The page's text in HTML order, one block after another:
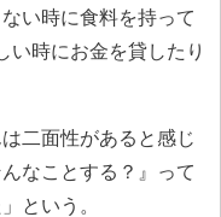
い時に食料を持って
い時にお金を貸したり
二面性があると感じ
なことする？』って
という。